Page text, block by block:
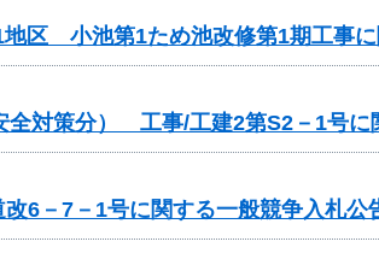
区 小池第1ため池改修第1期工事
対策分） 工事/工建2第S2－1号に
6－7－1号に関する一般競争入札公